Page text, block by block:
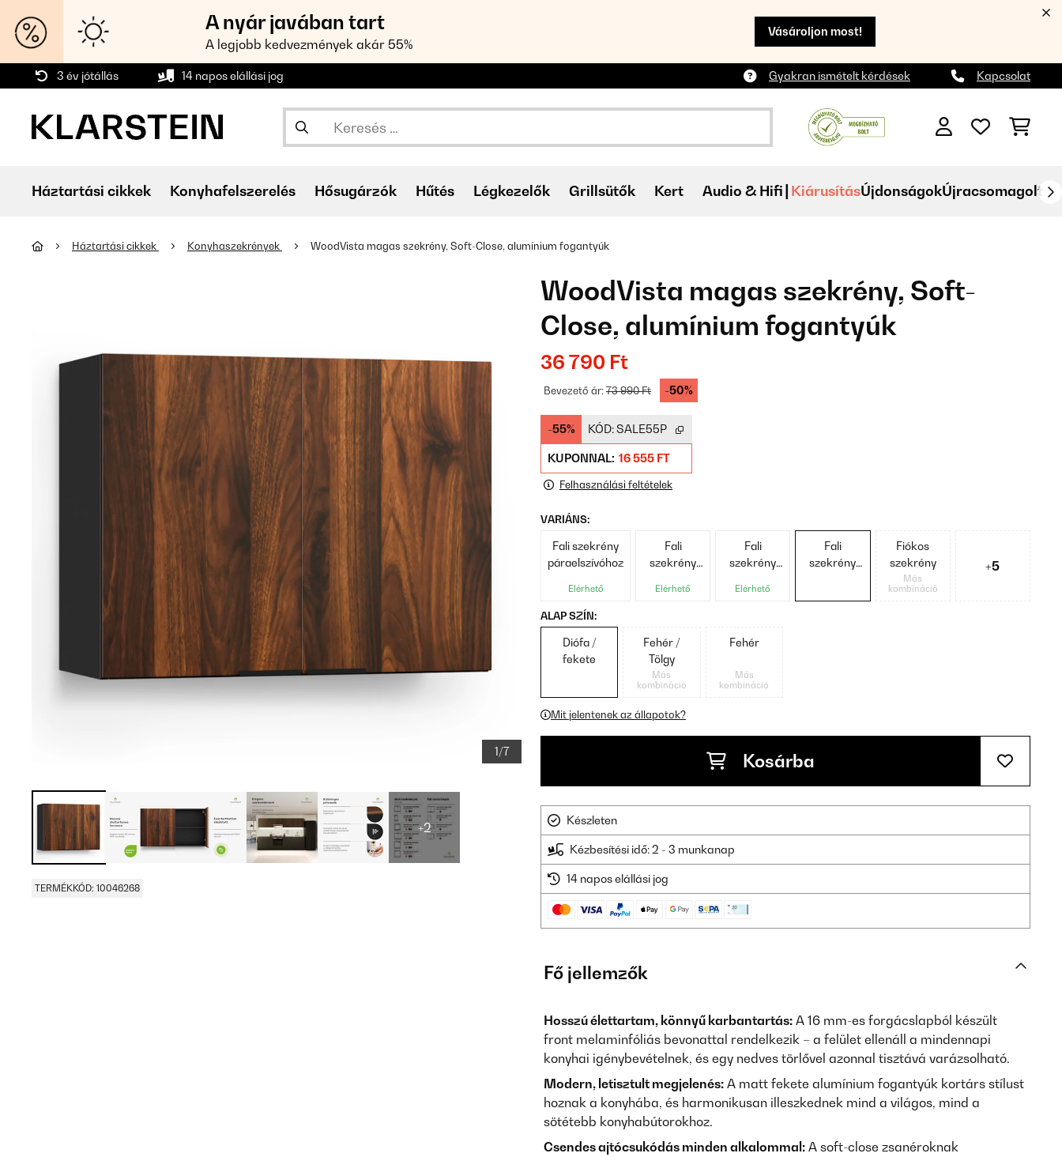
A nyár javában tart
A legjobb kedvezmények akár 55%
Vásároljon most!
3 év jótállás 14 napos elállási jog Gyakran ismételt kérdések Kapcsolat
Háztartási cikkek Konyhafelszerelés Hősugárzók Hűtés Légkezelők Grillsütők Kert Audio & Hifi KiárusításÚjdonságokÚjracsomagolt
Háztartási cikkek Konyhaszekrények WoodVista magas szekrény, Soft-Close, alumínium fogantyúk
1/7
+2
TERMÉKKÓD: 10046268
WoodVista magas szekrény, Soft-
Close, alumínium fogantyúk
36 790 Ft
Bevezető ár:73 990 Ft -50%
-55% KÓD:SALE55P
KUPONNAL: 16 555 FT
Felhasználási feltételek
VARIÁNS:
Fali szekrény
páraelszívóhoz
Elérhető
Fali
szekrény
Elérhető
Fali
szekrény
Elérhető
Fali
szekrény
Fiókos
szekrény
Más
kombináció
+5
ALAP SZÍN:
Diófa /
fekete
Fehér /
Tölgy
Más
kombináció
Fehér
Más
kombináció
Mit jelentenek az állapotok?
Kosárba
Készleten
Kézbesítési idő: 2 - 3 munkanap
14 napos elállási jog
Fő jellemzők
Hosszú élettartam, könnyű karbantartás: A 16 mm-es forgácslapból készült
front melaminfóliás bevonattal rendelkezik – a felület ellenáll a mindennapi
konyhai igénybevételnek, és egy nedves törlővel azonnal tisztává varázsolható.
Modern, letisztult megjelenés: A matt fekete alumínium fogantyúk kortárs stílust
hoznak a konyhába, és harmonikusan illeszkednek mind a világos, mind a
sötétebb konyhabútorokhoz.
Csendes ajtócsukódás minden alkalommal: A soft-close zsanéroknak